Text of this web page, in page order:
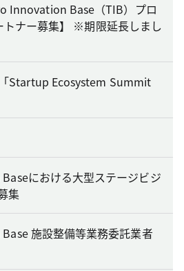
Innovation Base（TIB）プロ
トナー募集】 ※期限延長しまし
Startup Ecosystem Summit
における大型ステージビジ
集
施設整備等業務委託業者